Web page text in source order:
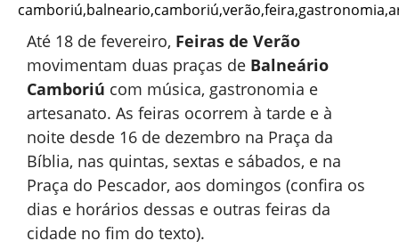
Até 18 de fevereiro, Feiras de Verão
movimentam duas praças de Balneário
Camboriú com música, gastronomia e
artesanato. As feiras ocorrem à tarde e à
noite desde 16 de dezembro na Praça da
Bíblia, nas quintas, sextas e sábados, e na
Praça do Pescador, aos domingos (confira os
dias e horários dessas e outras feiras da
cidade no fim do texto).